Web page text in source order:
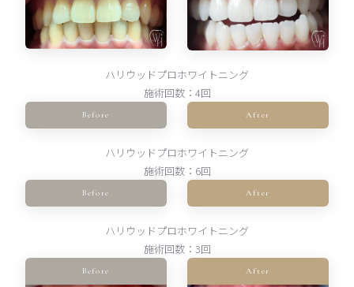
ハリウッドプロホワイトニング
施術回数：4回
Before After
ハリウッドプロホワイトニング
施術回数：6回
Before After
ハリウッドプロホワイトニング
施術回数：3回
Before After